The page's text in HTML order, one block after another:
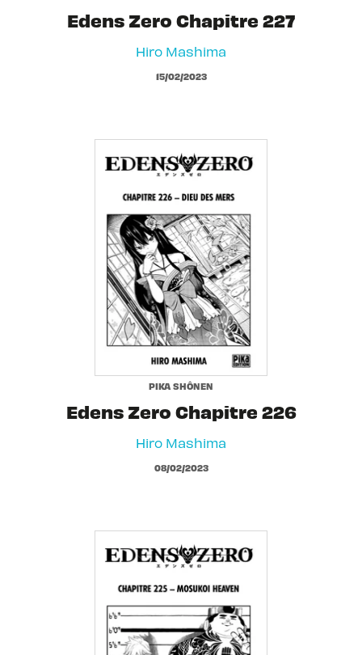
Edens Zero Chapitre 227
Hiro Mashima
15/02/2023
PIKA SHÔNEN
Edens Zero Chapitre 226
Hiro Mashima
08/02/2023